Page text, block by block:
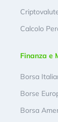
Calcolo
Finanza e
Borsa
Borse
Borsa